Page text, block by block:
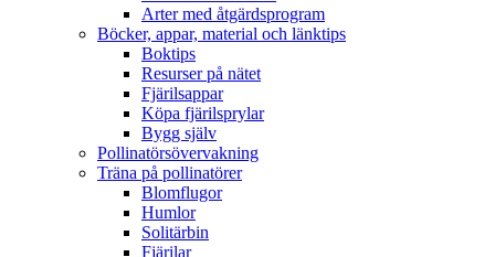
Arter med åtgärdsprogram
Böcker, appar, material och länktips
Boktips
Resurser på nätet
Fjärilsappar
Köpa fjärilsprylar
Bygg själv
Pollinatörsövervakning
Träna på pollinatörer
Blomflugor
Humlor
Solitärbin
Fjärilar